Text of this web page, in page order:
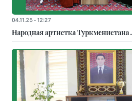
04.11.25 - 12:27
Народная артистка Туркменистана